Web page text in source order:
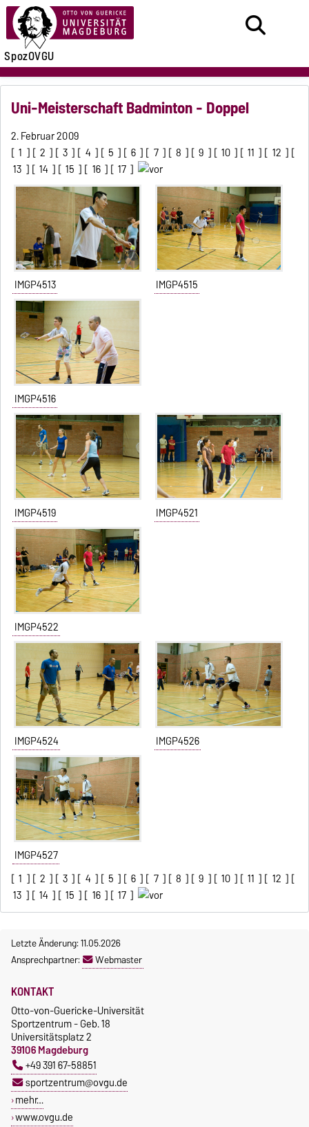
SpozOVGU
Uni-Meisterschaft Badminton - Doppel
2. Februar 2009
[ 1 ] [ 2 ] [ 3 ] [ 4 ] [ 5 ] [ 6 ] [ 7 ] [ 8 ] [ 9 ] [ 10 ] [ 11 ] [ 12 ] [
13 ] [ 14 ] [ 15 ] [ 16 ] [ 17 ]
IMGP4513 IMGP4515
IMGP4516
IMGP4519 IMGP4521
IMGP4522
IMGP4524 IMGP4526
IMGP4527
[ 1 ] [ 2 ] [ 3 ] [ 4 ] [ 5 ] [ 6 ] [ 7 ] [ 8 ] [ 9 ] [ 10 ] [ 11 ] [ 12 ] [
13 ] [ 14 ] [ 15 ] [ 16 ] [ 17 ]
Letzte Änderung: 11.05.2026
Ansprechpartner:
Webmaster
KONTAKT
Otto-von-Guericke-Universität
Sportzentrum - Geb. 18
Universitätsplatz 2
39106 Magdeburg
+49 391 67-58851
sportzentrum@ovgu.de
mehr…
www.ovgu.de